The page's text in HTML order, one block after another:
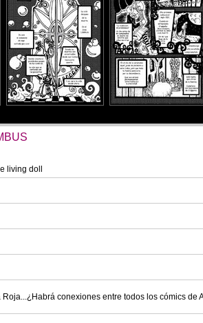
living doll
conexiones entre todos los cómics de